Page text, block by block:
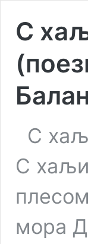
С
С
С
мора